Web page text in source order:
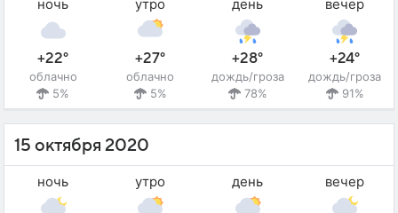
ночь
+22°
облачно
5%
утро
+27°
облачно
5%
день
+28°
дождь/гроза
78%
вечер
+24°
дождь/гроза
91%
15 октября 2020
ночь утро день вечер